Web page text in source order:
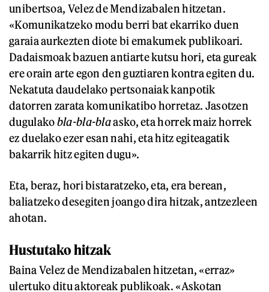
unibertsoa, Velez de Mendizabalen hitzetan.
«Komunikatzeko modu berri bat ekarriko duen
garaia aurkezten diote bi emakumek publikoari.
Dadaismoak bazuen antiarte kutsu hori, eta gureak
ere orain arte egon den guztiaren kontra egiten du.
Nekatuta daudelako pertsonaiak kanpotik
datorren zarata komunikatibo horretaz. Jasotzen
dugulakobla-bla-blaasko, eta horrek maiz horrek
ez duelako ezer esan nahi, eta hitz egiteagatik
bakarrik hitz egiten dugu».
Eta, beraz, hori bistaratzeko, eta, era berean,
baliatzeko desegiten joango dira hitzak, antzezleen
ahotan.
Hustutako hitzak
Baina Velez de Mendizabalen hitzetan, «erraz»
ulertuko ditu aktoreak publikoak. «Askotan